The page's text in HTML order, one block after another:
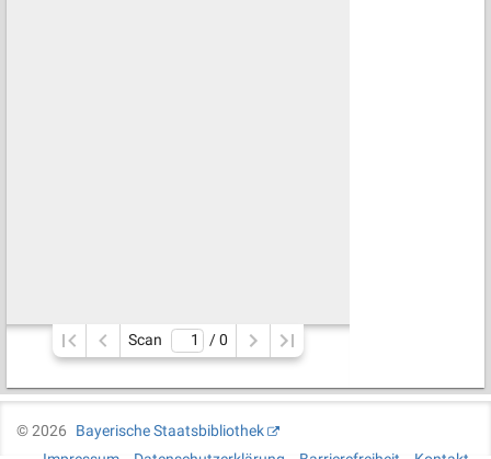
Scan / 0
©2026
Bayerische Staatsbibliothek